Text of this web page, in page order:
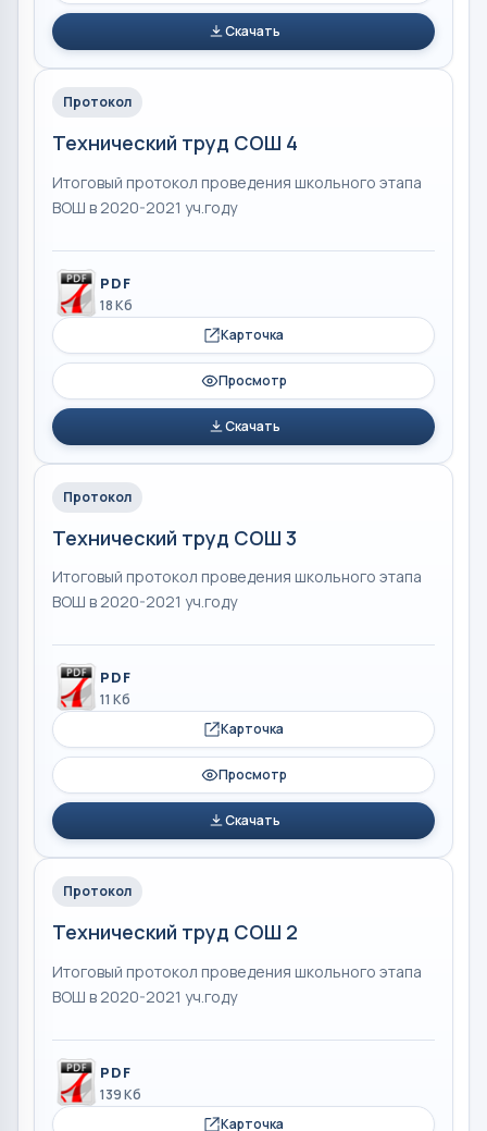
Скачать
Протокол
Технический труд СОШ 4
Итоговый протокол проведения школьного этапа
ВОШ в 2020-2021 уч.году
PDF
18 Кб
Карточка
Просмотр
Скачать
Протокол
Технический труд СОШ 3
Итоговый протокол проведения школьного этапа
ВОШ в 2020-2021 уч.году
PDF
11 Кб
Карточка
Просмотр
Скачать
Протокол
Технический труд СОШ 2
Итоговый протокол проведения школьного этапа
ВОШ в 2020-2021 уч.году
PDF
139 Кб
Карточка